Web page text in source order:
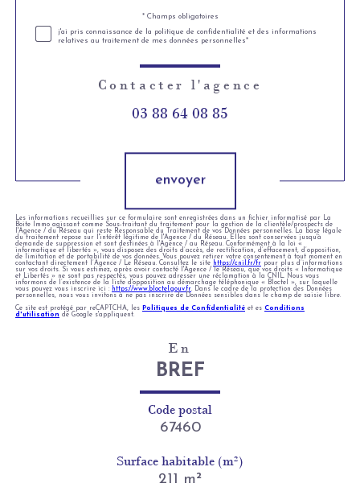
* Champs obligatoires
j'ai pris connaissance de la politique de confidentialité et des informations
relatives au traitement de mes données personnelles*
Contacter l'agence
03 88 64 08 85
envoyer
Les informations recueillies sur ce formulaire sont enregistrées dans un fichier informatisé par La
Boite Immo agissant comme Sous-traitant du traitement pour la gestion de la clientèle/prospects de
l'Agence / du Réseau qui reste Responsable du Traitement de vos Données personnelles. La base légale
du traitement repose sur l'intérêt légitime de l'Agence / du Réseau. Elles sont conservées jusqu'à
demande de suppression et sont destinées à l'Agence / au Réseau. Conformément à la loi «
informatique et libertés », vous disposez des droits d’accès, de rectification, d’effacement, d’opposition,
de limitation et de portabilité de vos données. Vous pouvez retirer votre consentement à tout moment en
contactant directement l’Agence / Le Réseau. Consultez le site
https://cnil.fr/fr pour plus d’informations
sur vos droits. Si vous estimez, après avoir contacté l'Agence / le Réseau, que vos droits « Informatique
et Libertés » ne sont pas respectés, vous pouvez adresser une réclamation à la CNIL. Nous vous
informons de l’existence de la liste d'opposition au démarchage téléphonique « Bloctel », sur laquelle
vous pouvez vous inscrire ici :
https://www.bloctel.gouv.fr . Dans le cadre de la protection des Données
personnelles, nous vous invitons à ne pas inscrire de Données sensibles dans le champ de saisie libre.
Ce site est protégé par reCAPTCHA, les
Politiques de Confidentialité et es Conditions
d'utilisation de Google s'appliquent.
En
BREF
Code postal
67460
Surface habitable (m²)
211 m²